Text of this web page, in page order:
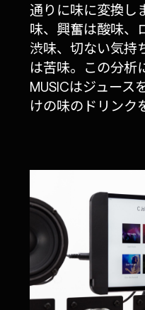
通りに味に変換し
味、興奮は酸味、
渋味、切ない気持
は苦味。この分析
MUSICはジュース
けの味のドリンク